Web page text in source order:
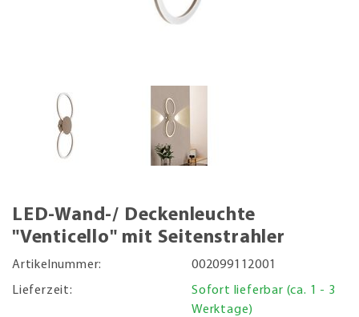
LED-Wand-/ Deckenleuchte
"Venticello" mit Seitenstrahler
Artikelnummer:
002099112001
Lieferzeit:
Sofort lieferbar (ca. 1 - 3
Werktage)